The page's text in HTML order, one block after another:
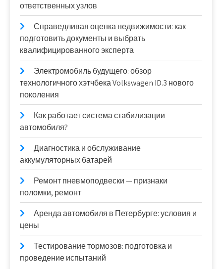
ответственных узлов
Справедливая оценка недвижимости: как
подготовить документы и выбрать
квалифицированного эксперта
Электромобиль будущего: обзор
технологичного хэтчбека Volkswagen ID.3 нового
поколения
Как работает система стабилизации
автомобиля?
Диагностика и обслуживание
аккумуляторных батарей
Ремонт пневмоподвески — признаки
поломки, ремонт
Аренда автомобиля в Петербурге: условия и
цены
Тестирование тормозов: подготовка и
проведение испытаний